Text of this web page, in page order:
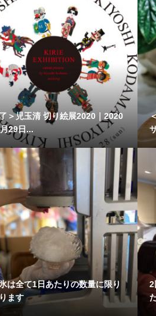
＞児玉清 切り絵展2020｜2020
29日...
は全て1日あたりの数量に限り
ます
2